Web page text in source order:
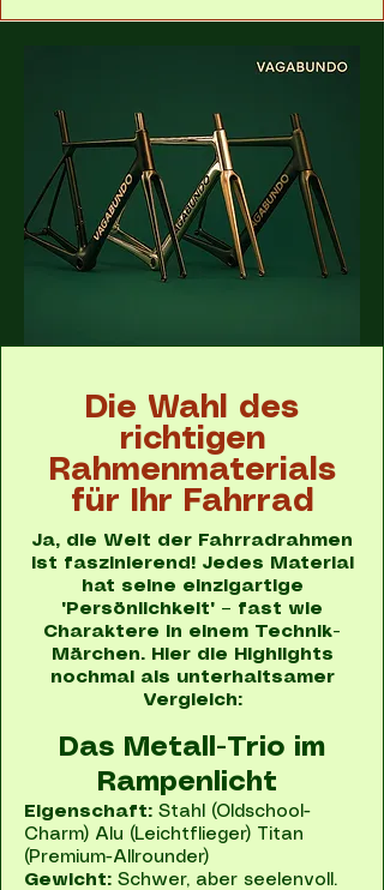
Die Wahl des
richtigen
Rahmenmaterials
für Ihr Fahrrad
Ja, die Welt der Fahrradrahmen
ist faszinierend! Jedes Material
hat seine einzigartige
"Persönlichkeit" – fast wie
Charaktere in einem Technik-
Märchen. Hier die Highlights
nochmal als unterhaltsamer
Vergleich:
Das Metall-Trio im
Rampenlicht
Eigenschaft: Stahl (Oldschool-
Charm) Alu (Leichtflieger) Titan
(Premium-Allrounder)
Gewicht: Schwer, aber seelenvoll.